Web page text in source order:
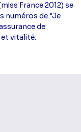
France 2012) se
numéros de "Je
de
vitalité.
diffusion